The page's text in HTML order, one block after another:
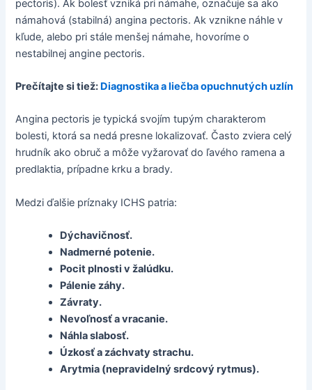
pectoris). Ak bolesť vzniká pri námahe, označuje sa ako
námahová (stabilná) angina pectoris. Ak vznikne náhle v
kľude, alebo pri stále menšej námahe, hovoríme o
nestabilnej angine pectoris.
Prečítajte si tiež: Diagnostika a liečba opuchnutých uzlín
Angina pectoris je typická svojím tupým charakterom
bolesti, ktorá sa nedá presne lokalizovať. Často zviera celý
hrudník ako obruč a môže vyžarovať do ľavého ramena a
predlaktia, prípadne krku a brady.
Medzi ďalšie príznaky ICHS patria:
Dýchavičnosť.
Nadmerné potenie.
Pocit plnosti v žalúdku.
Pálenie záhy.
Závraty.
Nevoľnosť a vracanie.
Náhla slabosť.
Úzkosť a záchvaty strachu.
Arytmia (nepravidelný srdcový rytmus).